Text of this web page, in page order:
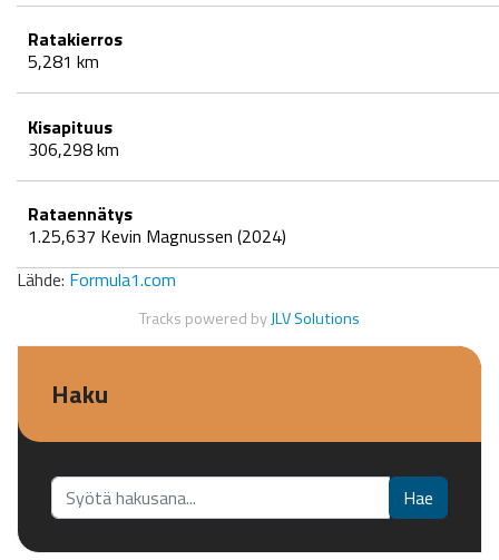
Ratakierros
5,281 km
Kisapituus
306,298 km
Rataennätys
1.25,637 Kevin Magnussen (2024)
Lähde: Formula1.com
Tracks powered byJLV Solutions
Haku
Etsi... Hae